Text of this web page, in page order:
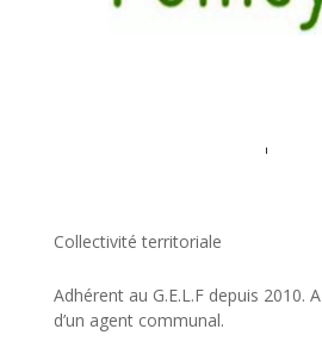
Collectivité territoriale
Adhérent au G.E.L.F depuis 2010.
d’un agent communal.